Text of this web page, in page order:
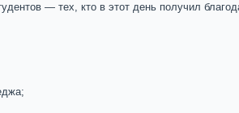
— тех, кто в этот день получил